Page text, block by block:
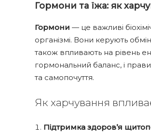
Гормони та їжа: як
Гормони — це важливі
організмі. Вони керують
також впливають на рівень
гормональний баланс, і
та самопочуття.
Як харчування
Підтримка здоров’я